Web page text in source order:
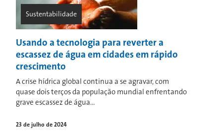
Sustentabilidade
Usando a tecnologia para reverter a
escassez de água em cidades em rápido
crescimento
A crise hídrica global continua a se agravar, com
quase dois terços da população mundial enfrentando
grave escassez de água...
23 de julho de 2024